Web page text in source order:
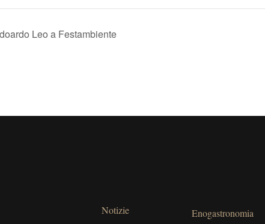
Leo a Festambiente
Notizie
Enogastronomia